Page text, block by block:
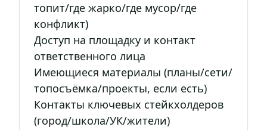
топит/где жарко/где мусор/где
конфликт)
Доступ на площадку и контакт
ответственного лица
Имеющиеся материалы (планы/сети/
топосъёмка/проекты, если есть)
Контакты ключевых стейкхолдеров
(город/школа/УК/жители)